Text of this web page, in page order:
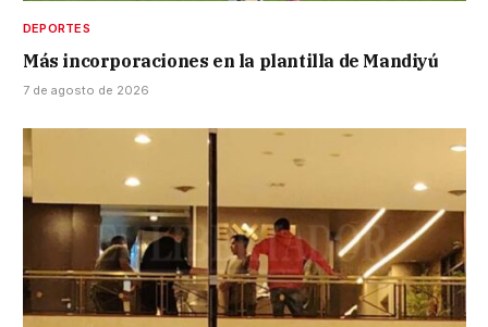
DEPORTES
Más incorporaciones en la plantilla de Mandiyú
7 de agosto de 2026